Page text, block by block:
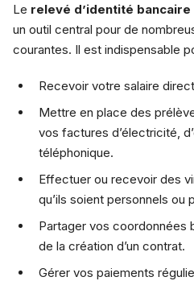
Le relevé d’identité bancaire
un outil central pour de
courantes. Il est indispensable
Recevoir votre salaire
Mettre en place des
vos factures d’électricité,
téléphonique.
Effectuer ou recevoir des
qu’ils soient personnels ou
Partager vos coordonnées
de la création d’un contrat.
Gérer vos paiements